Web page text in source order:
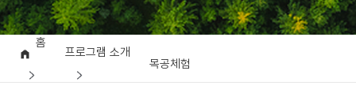
홈
프로그램 소개
목공체험